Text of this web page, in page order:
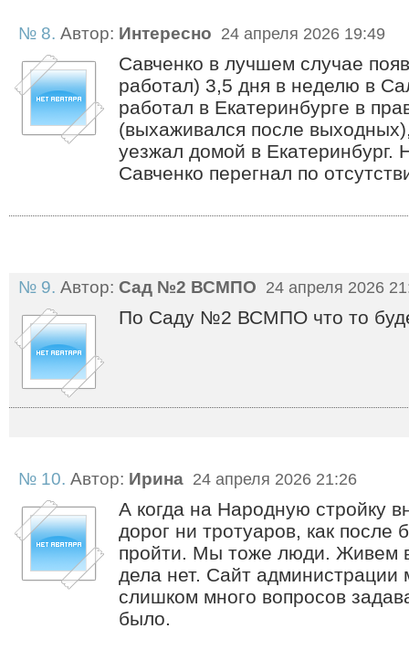
№ 8. Автор: Интересно 24 апреля 2026 19:49
Савченко в лучшем случае
работал) 3,5 дня в неделю в
работал в Екатеринбурге в
(выхаживался после
уезжал домой в
Савченко перегнал по
№ 9. Автор: Сад №2 ВСМПО 24 апреля 2026
По Саду №2 ВСМПО что то
№ 10. Автор: Ирина 24 апреля 2026 21:26
А когда на Народную стройку
дорог ни тротуаров, как после
пройти. Мы тоже люди. Живем
дела нет. Сайт администрации
слишком много вопросов
было.